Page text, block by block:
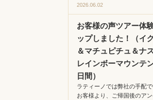
2026.06.02
お客様の声ツアー体
ップしました！（イ
＆マチュピチュ＆ナ
レインボーマウンテ
日間）
ラティーノでは弊社の手配
お客様より、ご帰国後のア